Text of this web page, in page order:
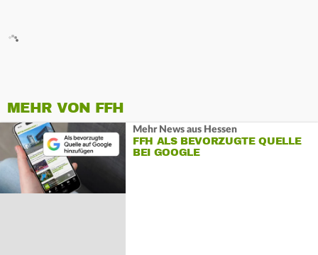
MEHR VON FFH
Mehr News aus Hessen
FFH ALS BEVORZUGTE QUELLE
BEI GOOGLE